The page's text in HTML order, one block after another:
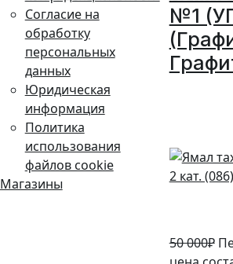
Согласие на
обработку
персональных
данных
Юридическая
информация
Политика
использования
файлов cookie
Магазины
№1
50 000₽